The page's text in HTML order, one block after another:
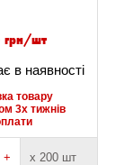
грн/шт
в наявності
товару
3х тижнів
+ х 200 шт